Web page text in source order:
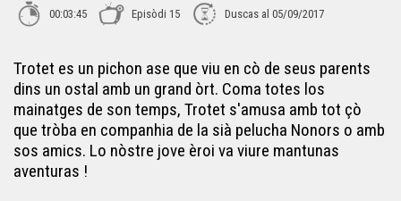
00:03:45 Episòdi 15 Duscas al 05/09/2017
Trotet es un pichon ase que viu en cò de seus parents
dins un ostal amb un grand òrt. Coma totes los
mainatges de son temps, Trotet s'amusa amb tot çò
que tròba en companhia de la sià pelucha Nonors o amb
sos amics. Lo nòstre jove èroi va viure mantunas
aventuras !